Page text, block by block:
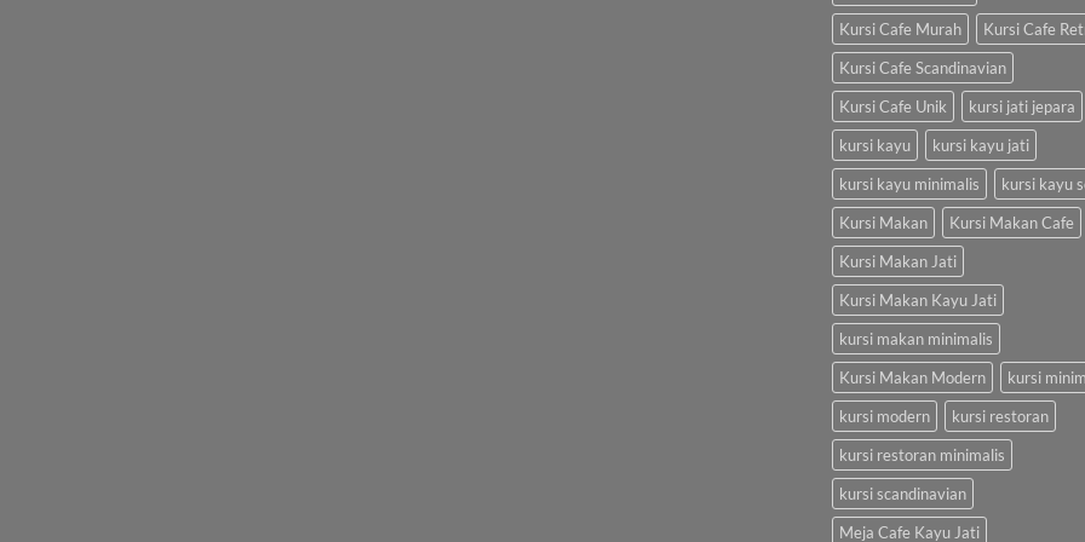
Kursi Cafe Murah
Kursi Cafe
Kursi Cafe Scandinavian
Kursi Cafe Unik
kursi jati jepara
kursi kayu
kursi kayu jati
kursi kayu minimalis
kursi kayu
Kursi Makan
Kursi Makan Cafe
Kursi Makan Jati
Kursi Makan Kayu Jati
kursi makan minimalis
Kursi Makan Modern
kursi
kursi modern
kursi restoran
kursi restoran minimalis
kursi scandinavian
Meja Cafe Kayu Jati